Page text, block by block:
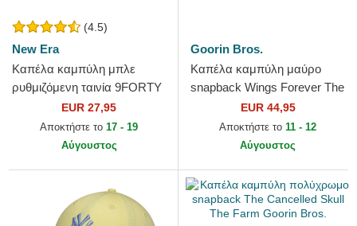
(4.5)
New Era
Καπέλα καμπύλη μπλε
ρυθμιζόμενη ταινία 9FORTY
The League από New York
Knicks NBA από New Era
EUR 27,95
Αποκτήστε το 17 - 19
Αύγουστος
Goorin Bros.
Καπέλα καμπύλη μαύρο
snapback Wings Forever The
Farm Goorin Bros.
EUR 44,95
Αποκτήστε το 11 - 12
Αύγουστος